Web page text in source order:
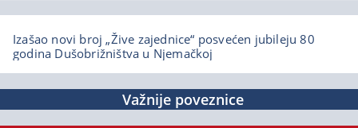
Izašao novi broj „Žive zajednice“ posvećen jubileju 80
godina Dušobrižništva u Njemačkoj
Važnije poveznice